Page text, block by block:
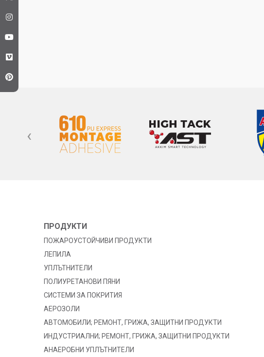
‹
ПРОДУКТИ
ПОЖАРОУСТОЙЧИВИ ПРОДУКТИ
ЛЕПИЛА
УПЛЪТНИТЕЛИ
ПОЛИУРЕТАНОВИ ПЯНИ
СИСТЕМИ ЗА ПОКРИТИЯ
АЕРОЗОЛИ
АВТОМОБИЛИ; РЕМОНТ, ГРИЖА, ЗАЩИТНИ ПРОДУКТИ
ИНДУСТРИАЛНИ; РЕМОНТ, ГРИЖА, ЗАЩИТНИ ПРОДУКТИ
АНАЕРОБНИ УПЛЪТНИТЕЛИ